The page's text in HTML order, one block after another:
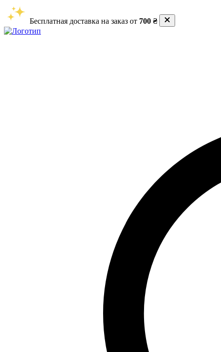
Бесплатная доставка на заказ от 700 ₴